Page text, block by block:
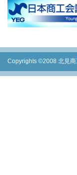
Copyrights ©2008 北見商